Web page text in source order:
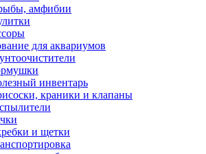
амфибии
для аквариумов
инвентарь
краники и клапаны
и щетки